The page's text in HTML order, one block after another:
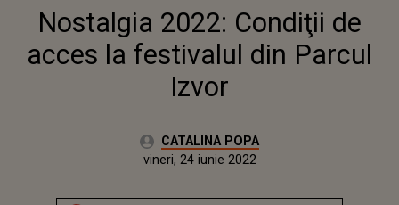
FESTIVALUL DIN PARCUL IZVOR
Nostalgia 2022: Condiţii de
acces la festivalul din Parcul
Izvor
Autor:CATALINA POPA
Actualizat:
vineri, 24 iunie 2022